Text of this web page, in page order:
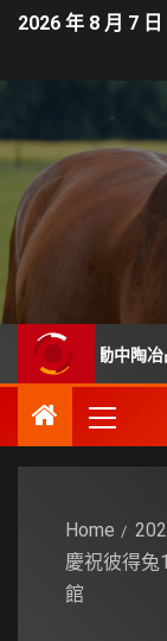
2026 年 8 月 7 日
運動中陶冶品格
Home
慶祝彼得
館